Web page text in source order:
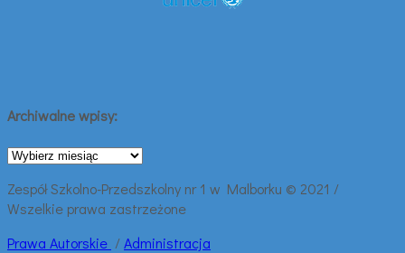
Archiwalne wpisy:
Archiwalne
Zespół Szkolno-Przedszkolny nr 1 w Malborku © 2021 /
Wszelkie prawa zastrzeżone
Prawa Autorskie /Administracja